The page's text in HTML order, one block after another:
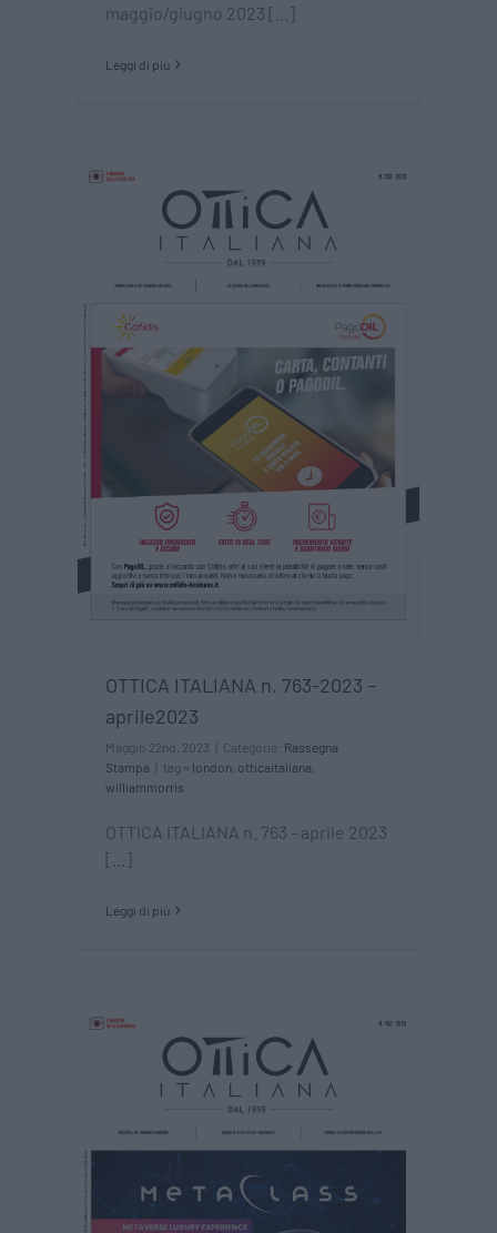
maggio/giugno 2023 [...]
Leggi di più
OTTICA ITALIANA n. 763-2023 –
aprile2023
Maggio 22nd, 2023 Categorie: Rassegna
Stampa
tag = london, otticaitaliana
williammorris
OTTICA ITALIANA n. 763 - aprile 2023
[...]
Leggi di più